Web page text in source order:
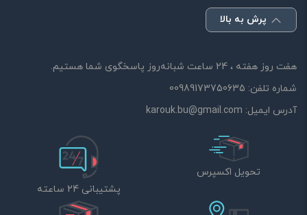
پرش به بالا
هفت روز هفته ، 24 ساعت شبانه‌روز پاسخگوی شما هستیم.
شماره تلفن: 00989173750635
آدرس ایمیل: karouk.bu@gmail.com
تحویل اکسپرس
پشتیبانی 24 ساعته